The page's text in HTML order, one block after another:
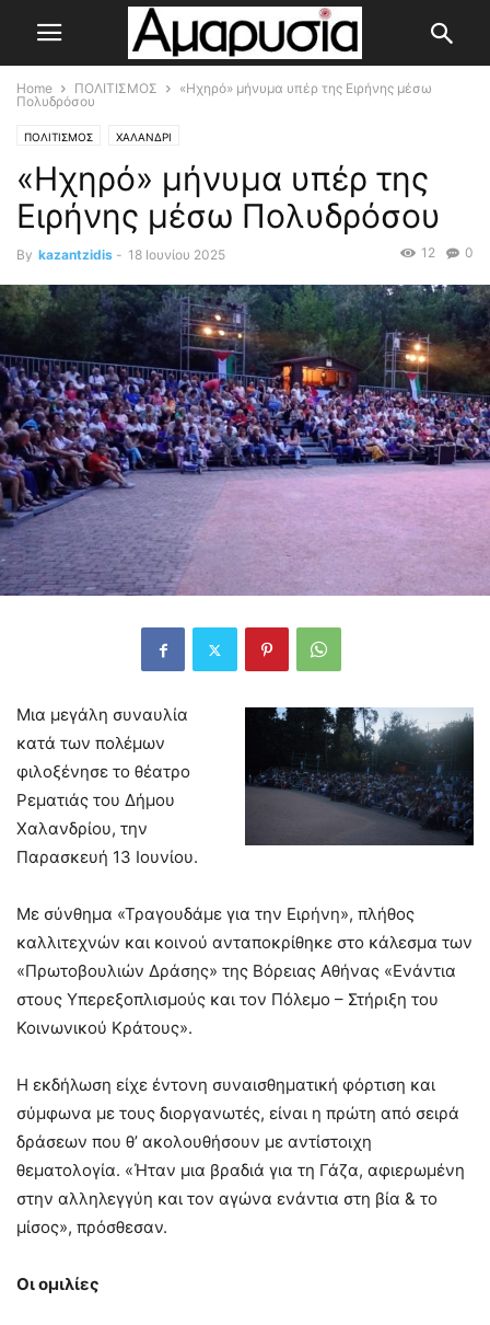
Home ΠΟΛΙΤΙΣΜΟΣ
«Ηχηρό» μήνυμα υπέρ της Ειρήνης μέσω
Πολυδρόσου
ΠΟΛΙΤΙΣΜΟΣ ΧΑΛΑΝΔΡΙ
«Ηχηρό» μήνυμα υπέρ της
Ειρήνης μέσω Πολυδρόσου
By kazantzidis - 18 Ιουνίου 2025 0
12
Μια μεγάλη συναυλία
κατά των πολέμων
φιλοξένησε το θέατρο
Ρεματιάς του Δήμου
Χαλανδρίου, την
Παρασκευή 13 Ιουνίου.
Με σύνθημα «Τραγουδάμε για την Ειρήνη», πλήθος
καλλιτεχνών και κοινού ανταποκρίθηκε στο κάλεσμα των
«Πρωτοβουλιών Δράσης» της Βόρειας Αθήνας «Ενάντια
στους Υπερεξοπλισμούς και τον Πόλεμο – Στήριξη του
Κοινωνικού Κράτους».
Η εκδήλωση είχε έντονη συναισθηματική φόρτιση και
σύμφωνα με τους διοργανωτές, είναι η πρώτη από σειρά
δράσεων που θ’ ακολουθήσουν με αντίστοιχη
θεματολογία. «Ήταν μια βραδιά για τη Γάζα, αφιερωμένη
στην αλληλεγγύη και τον αγώνα ενάντια στη βία & το
μίσος», πρόσθεσαν.
Οι ομιλίες